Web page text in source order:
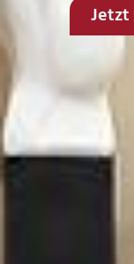
Jetzt